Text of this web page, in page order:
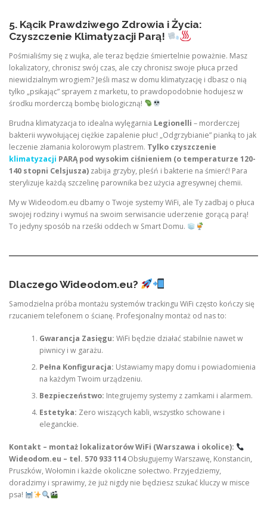
5. Kącik Prawdziwego Zdrowia i Życia:
Czyszczenie Klimatyzacji Parą!
Pośmialiśmy się z wujka, ale teraz będzie śmiertelnie poważnie. Masz
lokalizatory, chronisz swój czas, ale czy chronisz swoje płuca przed
niewidzialnym wrogiem? Jeśli masz w domu klimatyzację i dbasz o nią
tylko „psikając” sprayem z marketu, to prawdopodobnie hodujesz w
środku morderczą bombę biologiczną!
Brudna klimatyzacja to idealna wylęgarnia Legionelli – morderczej
bakterii wywołującej ciężkie zapalenie płuc! „Odgrzybianie” pianką to jak
leczenie złamania kolorowym plastrem. Tylko czyszczenie
klimatyzacji PARĄ pod wysokim ciśnieniem (o temperaturze 120-
140 stopni Celsjusza) zabija grzyby, pleśń i bakterie na śmierć! Para
sterylizuje każdą szczelinę parownika bez użycia agresywnej chemii.
My w Wideodom.eu dbamy o Twoje systemy WiFi, ale Ty zadbaj o płuca
swojej rodziny i wymuś na swoim serwisancie uderzenie gorącą parą!
To jedyny sposób na rześki oddech w Smart Domu.
Dlaczego Wideodom.eu?
Samodzielna próba montażu systemów trackingu WiFi często kończy się
rzucaniem telefonem o ścianę. Profesjonalny montaż od nas to:
Gwarancja Zasięgu: WiFi będzie działać stabilnie nawet w
piwnicy i w garażu.
Pełna Konfiguracja: Ustawiamy mapy domu i powiadomienia
na każdym Twoim urządzeniu.
Bezpieczeństwo: Integrujemy systemy z zamkami i alarmem.
Estetyka: Zero wiszących kabli, wszystko schowane i
eleganckie.
Kontakt – montaż lokalizatorów WiFi (Warszawa i okolice):
Wideodom.eu – tel. 570 933 114Obsługujemy Warszawę, Konstancin,
Pruszków, Wołomin i każde okoliczne sołectwo. Przyjedziemy,
doradzimy i sprawimy, że już nigdy nie będziesz szukać kluczy w misce
psa!